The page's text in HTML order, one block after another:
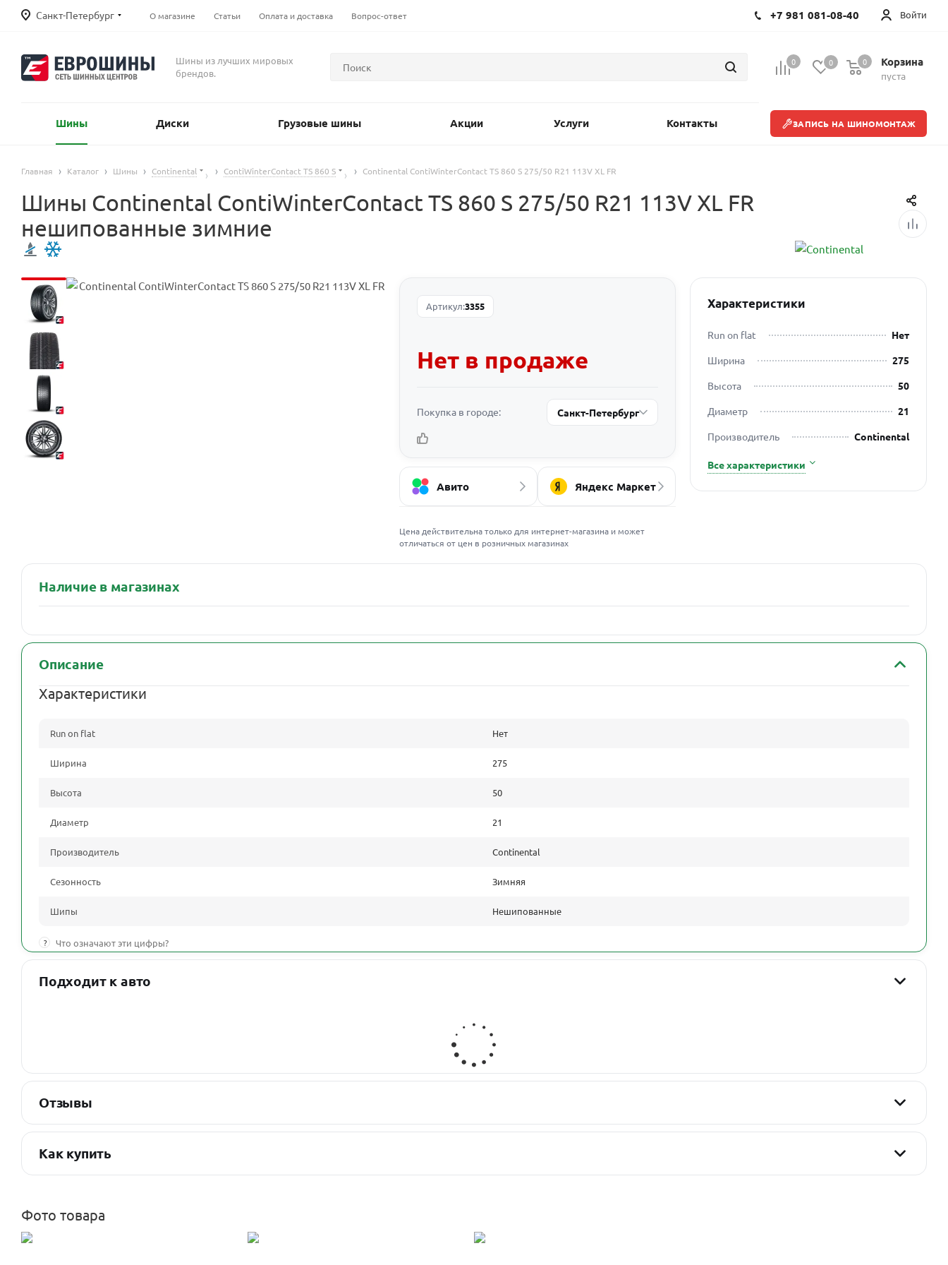
Санкт-Петербург О магазине Статьи Оплата и доставка Вопрос-ответ Войти
+7 981 081-08-40
Шины из лучших мировых
брендов.
0 0 Корзина
пуста
0
Шины Диски Грузовые шины Акции Услуги Контакты ЗАПИСЬ НА ШИНОМОНТАЖ
Главная Каталог Шины Continental ContiWinterContact TS 860 S Continental ContiWinterContact TS 860 S 275/50 R21 113V XL FR
Шины Continental ContiWinterContact TS 860 S 275/50 R21 113V XL FR
нешипованные зимние
Артикул:3355
Нет в продаже
Покупка в городе: Санкт-Петербург
Авито Яндекс Маркет
Цена действительна только для интернет-магазина и может
отличаться от цен в розничных магазинах
Характеристики
Run on flat
Нет
Ширина
275
Высота
50
Диаметр
21
Производитель
Continental
Все характеристики
Наличие в магазинах
Описание
Характеристики
Run on flat Нет
Ширина 275
Высота 50
Диаметр 21
Производитель Continental
Сезонность Зимняя
Шипы Нешипованные
? Что означают эти цифры?
Подходит к авто
Отзывы
Как купить
Фото товара